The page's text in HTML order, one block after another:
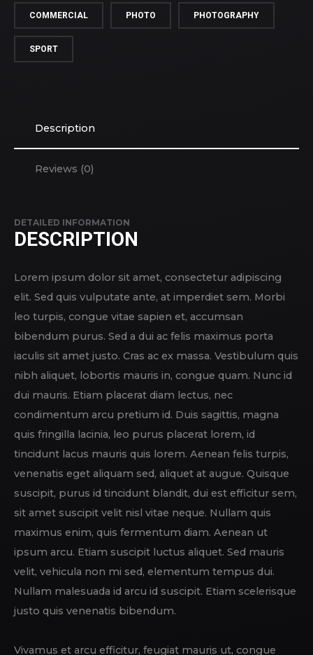
COMMERCIAL PHOTO PHOTOGRAPHY
SPORT
Description
Reviews (0)
DETAILED INFORMATION
DESCRIPTION
Lorem ipsum dolor sit amet, consectetur adipiscing
elit. Sed quis vulputate ante, at imperdiet sem. Morbi
leo turpis, congue vitae sapien et, accumsan
bibendum purus. Sed a dui ac felis maximus porta
iaculis sit amet justo. Cras ac ex massa. Vestibulum quis
nibh aliquet, lobortis mauris in, congue quam. Nunc id
dui mauris. Etiam placerat diam lectus, nec
condimentum arcu pretium id. Duis sagittis, magna
quis fringilla lacinia, leo purus placerat lorem, id
tincidunt lacus mauris quis lorem. Aenean felis turpis,
venenatis eget aliquam sed, aliquet at augue. Quisque
suscipit, purus id tincidunt blandit, dui est efficitur sem,
sit amet suscipit velit nisl vitae neque. Nullam quis
maximus enim, quis fermentum diam. Aenean ut
ipsum arcu. Etiam suscipit luctus aliquet. Sed mauris
velit, vehicula non mi sed, elementum tempus dui.
Nullam malesuada id arcu id suscipit. Etiam scelerisque
justo quis venenatis bibendum.
Vivamus et arcu efficitur, feugiat mauris ut, congue